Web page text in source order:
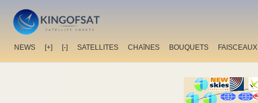
NEWS [+] [-] SATELLITES CHAîNES BOUQUETS FAISCEAUX